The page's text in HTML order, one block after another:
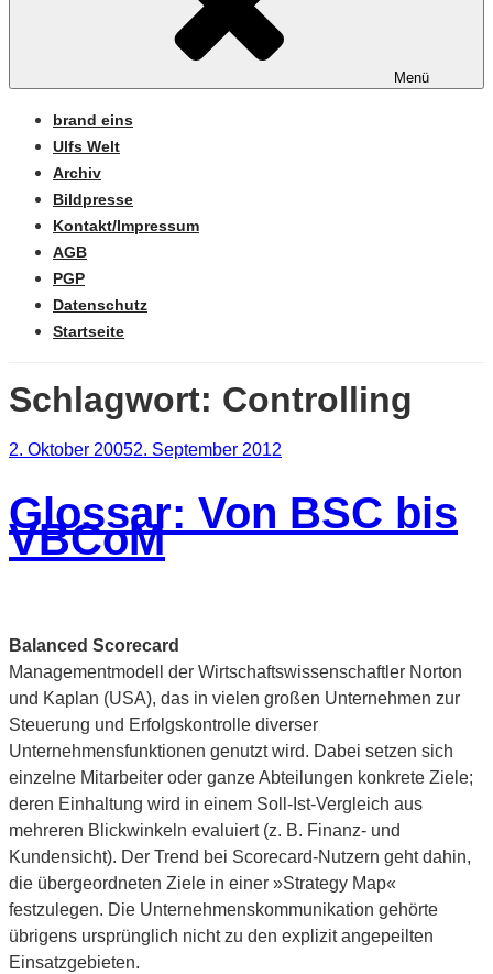
Menü
brand eins
Ulfs Welt
Archiv
Bildpresse
Kontakt/Impressum
AGB
PGP
Datenschutz
Startseite
Schlagwort: Controlling
Veröffentlicht
2. Oktober 20052. September 2012
Glossar: Von BSC bis
VBCoM
Balanced Scorecard
Managementmodell der Wirtschaftswissenschaftler Norton
und Kaplan (USA), das in vielen großen Unternehmen zur
Steuerung und Erfolgskontrolle diverser
Unternehmensfunktionen genutzt wird. Dabei setzen sich
einzelne Mitarbeiter oder ganze Abteilungen konkrete Ziele;
deren Einhaltung wird in einem Soll-Ist-Vergleich aus
mehreren Blickwinkeln evaluiert (z. B. Finanz- und
Kundensicht). Der Trend bei Scorecard-Nutzern geht dahin,
die übergeordneten Ziele in einer »Strategy Map«
festzulegen. Die Unternehmenskommunikation gehörte
übrigens ursprünglich nicht zu den explizit angepeilten
Einsatzgebieten.